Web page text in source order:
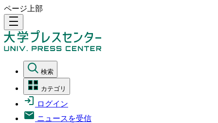
ページ上部
density_medium
検索
カテゴリ
ログイン
ニュースを受信